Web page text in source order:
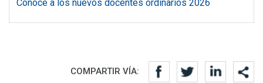
Conoce a los nuevos docentes ordinarios 2026
Redes sociales
COMPARTIR VÍA: